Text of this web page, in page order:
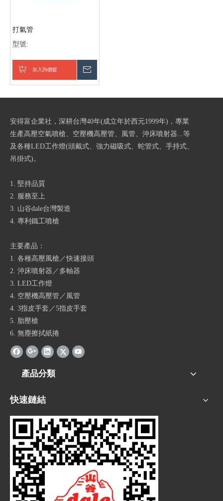
打氣管
型號:
加入詢價籃
安得富企業社，深耕台灣40年(成立年於西元1999年)，專業
生產高壓空氣噴槍、空壓機高壓管、風管、沖床噴射器...等
及各種LED工作燈(頭戴式、強力磁吸式、蛇管式、手持式、
吊掛式)。
1. 堅持品質
2. 服務至上
3. 山谷dale台灣製造
4. 專利鐵工噴槍
主要產品：
1. 各種高壓風槍／快速接頭
2. 沖床噴射器／多軸器
3. LED工作燈
4. 空壓機高壓管／風管
4. 3指皮手套／5指皮手套
5. 胎壓槍
6. 無塵擦拭紙捲
產品分類
快速鏈結